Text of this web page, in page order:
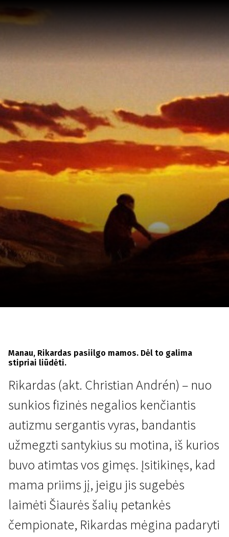
Manau, Rikardas pasiilgo mamos. Dėl to galima
stipriai liūdėti.
Rikardas (akt. Christian Andrén) – nuo
sunkios fizinės negalios kenčiantis
autizmu sergantis vyras, bandantis
užmegzti santykius su motina, iš kurios
buvo atimtas vos gimęs. Įsitikinęs, kad
mama priims jį, jeigu jis sugebės
laimėti Šiaurės šalių petankės
čempionate, Rikardas mėgina padaryti